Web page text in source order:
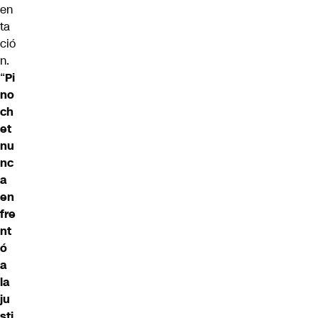
en
ta
ció
n.
“Pi
no
ch
et
nu
nc
a
en
fre
nt
ó
a
la
ju